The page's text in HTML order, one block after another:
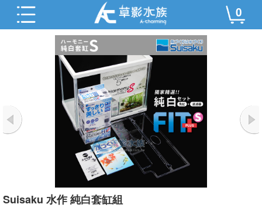
0
Suisaku 水作 純白套缸組